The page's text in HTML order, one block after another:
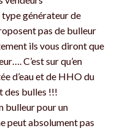
type générateur de
pas de bulleur
ils vous diront que
C’est sur qu’en
d’eau et de HHO du
des bulles !!!
bulleur pour un
peut absolument pas